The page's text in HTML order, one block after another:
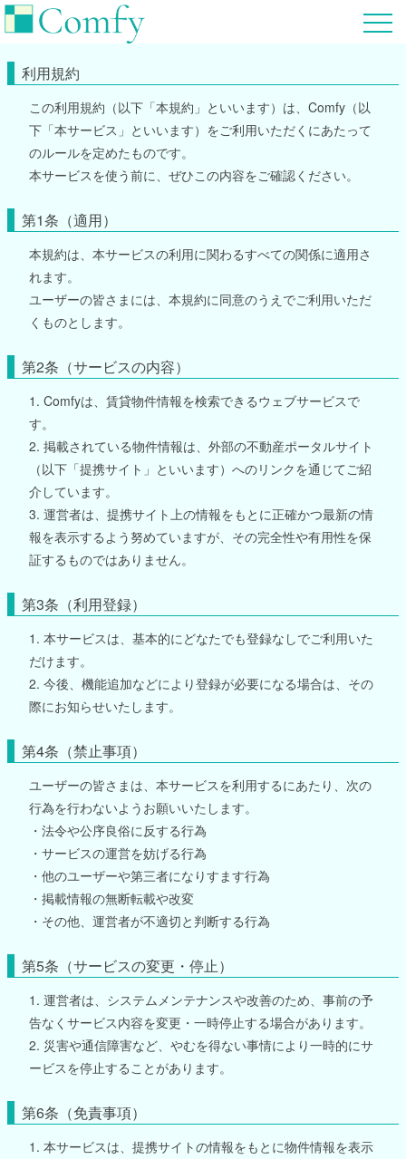
利用規約
この利用規約（以下「本規約」といいます）は、Comfy（以
下「本サービス」といいます）をご利用いただくにあたって
のルールを定めたものです。
本サービスを使う前に、ぜひこの内容をご確認ください。
第1条（適用）
本規約は、本サービスの利用に関わるすべての関係に適用さ
れます。
ユーザーの皆さまには、本規約に同意のうえでご利用いただ
くものとします。
第2条（サービスの内容）
1. Comfyは、賃貸物件情報を検索できるウェブサービスで
す。
2. 掲載されている物件情報は、外部の不動産ポータルサイト
（以下「提携サイト」といいます）へのリンクを通じてご紹
介しています。
3. 運営者は、提携サイト上の情報をもとに正確かつ最新の情
報を表示するよう努めていますが、その完全性や有用性を保
証するものではありません。
第3条（利用登録）
1. 本サービスは、基本的にどなたでも登録なしでご利用いた
だけます。
2. 今後、機能追加などにより登録が必要になる場合は、その
際にお知らせいたします。
第4条（禁止事項）
ユーザーの皆さまは、本サービスを利用するにあたり、次の
行為を行わないようお願いいたします。
・法令や公序良俗に反する行為
・サービスの運営を妨げる行為
・他のユーザーや第三者になりすます行為
・掲載情報の無断転載や改変
・その他、運営者が不適切と判断する行為
第5条（サービスの変更・停止）
1. 運営者は、システムメンテナンスや改善のため、事前の予
告なくサービス内容を変更・一時停止する場合があります。
2. 災害や通信障害など、やむを得ない事情により一時的にサ
ービスを停止することがあります。
第6条（免責事項）
1. 本サービスは、提携サイトの情報をもとに物件情報を表示